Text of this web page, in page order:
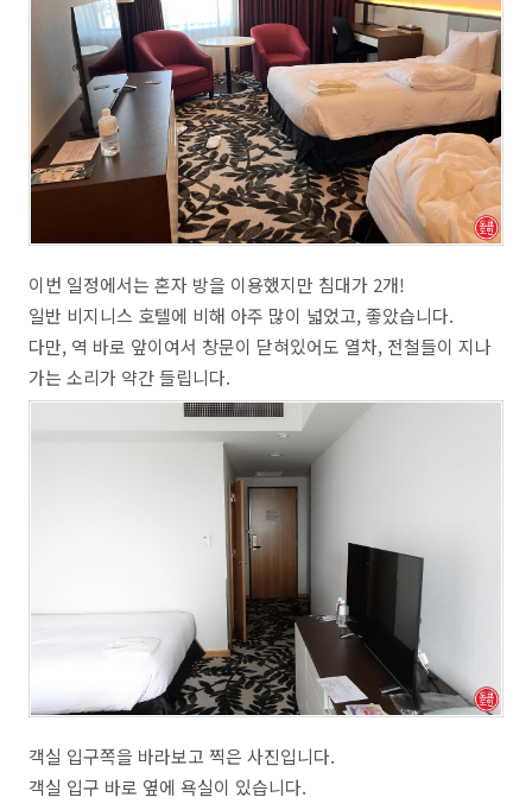
이번 일정에서는 혼자 방을 이용했지만 침대가 2개!
일반 비지니스 호텔에 비해 아주 많이 넓었고, 좋았습니다.
다만, 역 바로 앞이여서 창문이 닫혀있어도 열차, 전철들이 지나
가는 소리가 약간 들립니다.
객실 입구쪽을 바라보고 찍은 사진입니다.
객실 입구 바로 옆에 욕실이 있습니다.